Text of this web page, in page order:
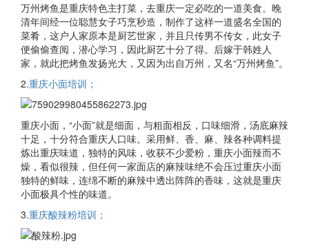
万州烤鱼是重庆特色主打菜，去重庆一定必吃的一道美食。晚
清年间经一位聪慧女子巧烹秒造，制作了这样一道盛名全国的
菜肴，这户人家原本是厨艺世家，并且只传男不传女，此女子
便偷偷查阅，潜心学习，因此厨艺十分了得。后嫁于韩姓人
家，就此把烤鱼发扬光大，又因为出自万州，又名“万州烤鱼”。
2.重庆小面培训；
重庆小面，“小面”就是细面，与粗面相反，口味细滑，汤底麻辣
十足，十分符合重庆人口味。采用鲜、香、麻、辣各种调料提
炼出重庆味道，独特的风味，收获不少爱粉，重庆小面辣而不
燥，看似很辣，但任何一家面店的麻辣味绝不会压过重庆小面
独特的鲜味，连绵不断的麻辣中透出阵阵的香味，这就是重庆
小面极具个性的味道。
3.重庆酸辣粉培训；